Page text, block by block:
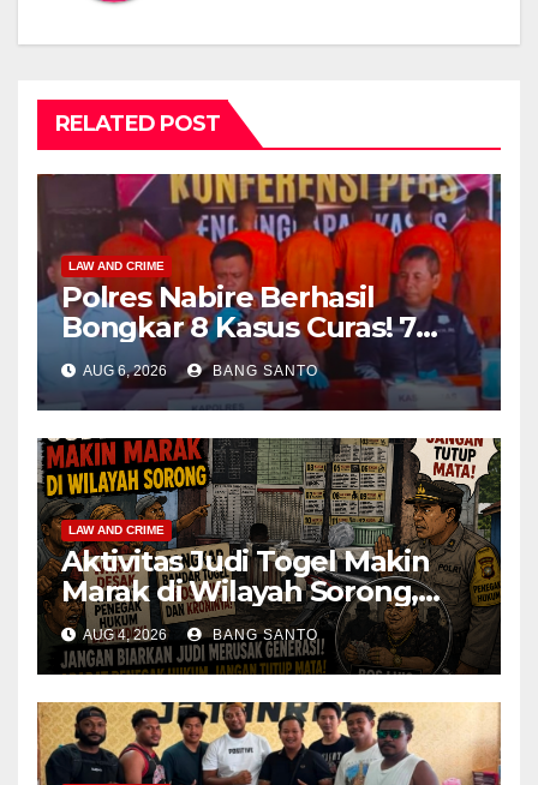
RELATED POST
LAW AND CRIME
Polres Nabire Berhasil
Bongkar 8 Kasus Curas! 7
Pelaku Ditangkap, 62 Motor
Kembali Diamankan
AUG 6, 2026 BANG SANTO
LAW AND CRIME
Aktivitas Judi Togel Makin
Marak di Wilayah Sorong,
Warga Desak Aparat Segera
Tangkap Bandar Luis dan
Kroninya
AUG 4, 2026 BANG SANTO